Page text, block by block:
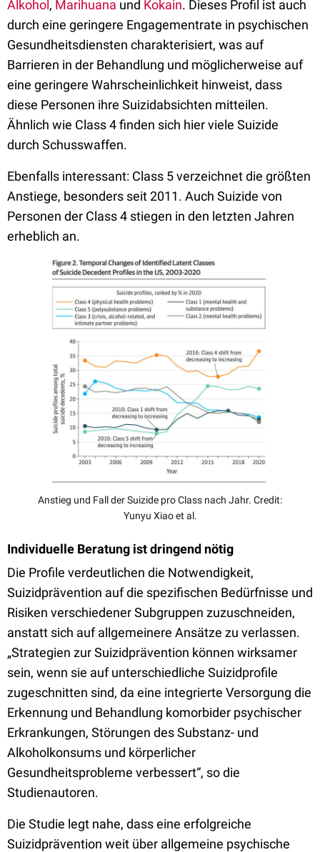
Alkohol , Marihuana und Kokain. Dieses Profil ist auch
durch eine geringere Engagementrate in psychischen
Gesundheitsdiensten charakterisiert, was auf
Barrieren in der Behandlung und möglicherweise auf
eine geringere Wahrscheinlichkeit hinweist, dass
diese Personen ihre Suizidabsichten mitteilen.
Ähnlich wie Class 4 finden sich hier viele Suizide
durch Schusswaffen.
Ebenfalls interessant: Class 5 verzeichnet die größten
Anstiege, besonders seit 2011. Auch Suizide von
Personen der Class 4 stiegen in den letzten Jahren
erheblich an.
Anstieg und Fall der Suizide pro Class nach Jahr. Credit:
Yunyu Xiao et al.
Individuelle Beratung ist dringend nötig
Die Profile verdeutlichen die Notwendigkeit,
Suizidprävention auf die spezifischen Bedürfnisse und
Risiken verschiedener Subgruppen zuzuschneiden,
anstatt sich auf allgemeinere Ansätze zu verlassen.
„Strategien zur Suizidprävention können wirksamer
sein, wenn sie auf unterschiedliche Suizidprofile
zugeschnitten sind, da eine integrierte Versorgung die
Erkennung und Behandlung komorbider psychischer
Erkrankungen, Störungen des Substanz- und
Alkoholkonsums und körperlicher
Gesundheitsprobleme verbessert“, so die
Studienautoren.
Die Studie legt nahe, dass eine erfolgreiche
Suizidprävention weit über allgemeine psychische